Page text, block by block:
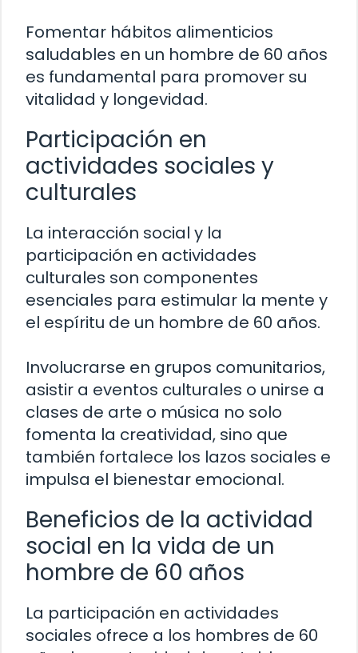
Fomentar hábitos alimenticios
saludables en un hombre de 60 años
es fundamental para promover su
vitalidad y longevidad.
Participación en
actividades sociales y
culturales
La interacción social y la
participación en actividades
culturales son componentes
esenciales para estimular la mente y
el espíritu de un hombre de 60 años.
Involucrarse en grupos comunitarios,
asistir a eventos culturales o unirse a
clases de arte o música no solo
fomenta la creatividad, sino que
también fortalece los lazos sociales e
impulsa el bienestar emocional.
Beneficios de la actividad
social en la vida de un
hombre de 60 años
La participación en actividades
sociales ofrece a los hombres de 60